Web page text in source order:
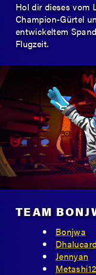
Hol dir dieses vom
Champion-Gürtel
entwickeltem
Flugzeit.
TEAM
Bonjwa
Jennyan
Metashi12